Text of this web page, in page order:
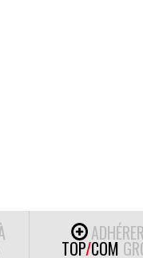
TOP/COM